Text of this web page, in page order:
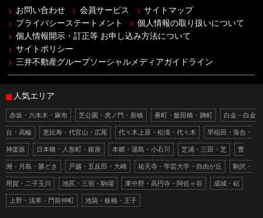
お問い合わせ 会員サービス
サイトマップ
プライバシーステートメント
個人情報の取り扱いについて
個人情報開示・訂正等 お申し込み方法について
サイトポリシー
三井不動産グループソーシャルメディアガイドライン
人気エリア
赤坂・六本木・麻布 芝公園・虎ノ門・新橋 番町・飯田橋・麹町 白金・白金
台・高輪 恵比寿・代官山・広尾 代々木上原・松濤・代々木 早稲田・落合・
神楽坂 日本橋・人形町・銀座 本郷・湯島・小石川 芝浦・三田・芝 豊
洲・月島・勝どき 戸越・五反田・大崎 祐天寺・学芸大学・自由が丘 駒沢・
用賀・二子玉川 池尻・三宿・駒場 東中野・高円寺・阿佐ヶ谷 成城・砧
上野・浅草・門前仲町 池袋・板橋・王子